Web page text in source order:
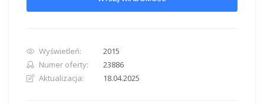
Wyświetleń:
2015
Numer oferty:
23886
Aktualizacja:
18.04.2025